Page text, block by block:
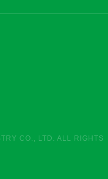
CO., LTD. ALL RIGHTS